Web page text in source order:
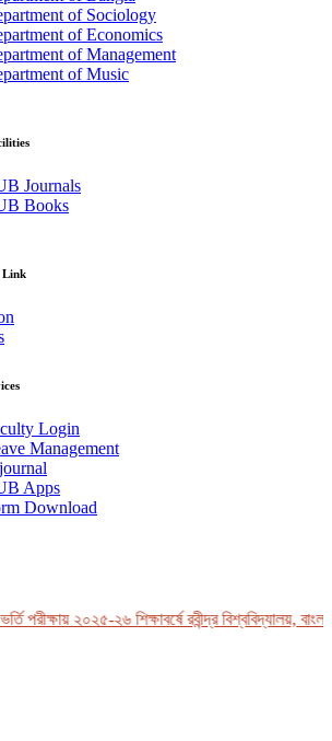
of Sociology
of Economics
of Management
of Music
Journals
Books
Link
Login
Management
Apps
Download
২০২৫-২৬ শিক্ষাবর্ষে রবীন্দ্র বিশ্ববিদ্যালয়,